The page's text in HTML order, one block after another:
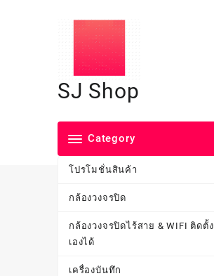
SJ Shop
Category
โปรโมชั่นสินค้า
กล้องวงจรปิด
กล้องวงจรปิดไร้สาย & WIFI ติดตั้ง
เองได้
เครื่องบันทึก